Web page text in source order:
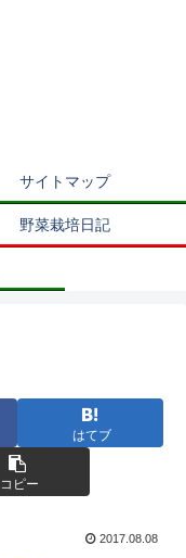
サイトマップ
野菜栽培日記
はてブ
コピー
2017.08.08